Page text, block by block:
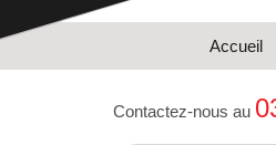
Accueil
Contactez-nous au